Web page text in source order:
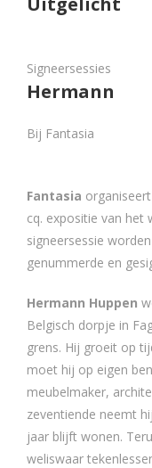
Signeersessies
Hermann
Bij Fantasia
Fantasia
cq. expositie van het
signeersessie
genummerde en
Hermann Huppen
Belgisch dorpje in
grens. Hij groeit op
moet hij op eigen
meubelmaker,
zeventiende neemt
jaar blijft wonen.
weliswaar